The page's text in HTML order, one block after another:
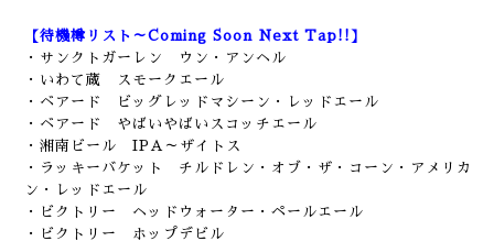
【待機樽リスト～Coming Soon Next Tap!!】
・サンクトガーレン ウン・アンヘル
・いわて蔵 スモークエール
・ベアード ビッグレッドマシーン・レッドエール
・ベアード やばいやばいスコッチエール
・湘南ビール IPA～ザイトス
・ラッキーバケット チルドレン・オブ・ザ・コーン・アメリカ
ン・レッドエール
・ビクトリー ヘッドウォーター・ペールエール
・ビクトリー ホップデビル